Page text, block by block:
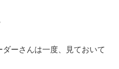
ーさんは一度、見ておいて